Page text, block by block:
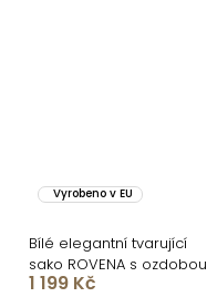
Vyrobeno v EU
Bílé elegantní tvarující
sako ROVENA s ozdobou
1 199 Kč